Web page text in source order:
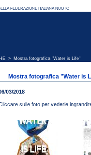
> Mostra fotografica "Water is Life"
Mostra fotografica "Water is
03/2018
sulle foto per vederle